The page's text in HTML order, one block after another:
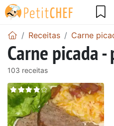
Receitas Carne
Carne picada
103 receitas